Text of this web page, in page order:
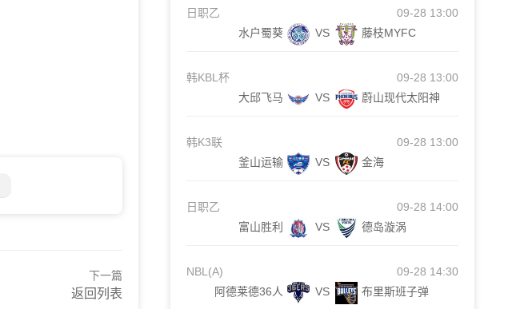
下一篇
返回列表
日职乙
09-28 13:00
水户蜀葵
VS 藤枝MYFC
韩KBL杯
09-28 13:00
大邱飞马
VS 蔚山现代太阳神
韩K3联
09-28 13:00
釜山运输
VS 金海
日职乙
09-28 14:00
富山胜利
VS 德岛漩涡
NBL(A)
09-28 14:30
阿德莱德36人
VS 布里斯班子弹